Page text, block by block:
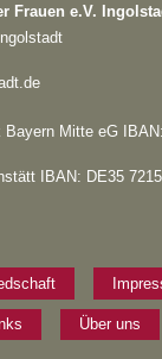
Frauen e.V.
Mitte eG
IBAN: DE35
Über uns